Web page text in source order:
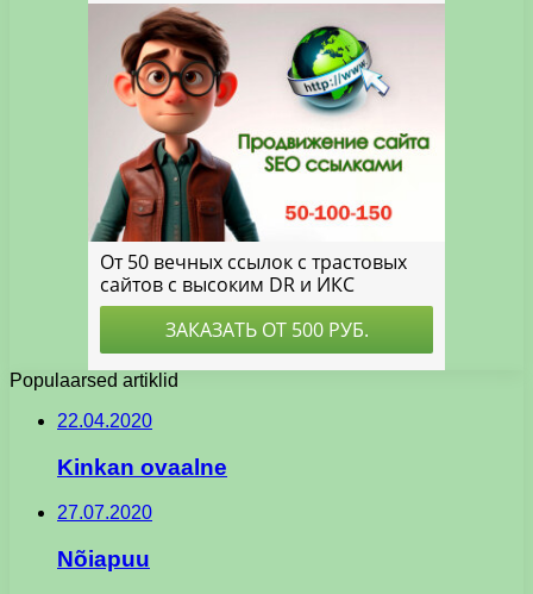
Populaarsed artiklid
22.04.2020
Kinkan ovaalne
27.07.2020
Nõiapuu